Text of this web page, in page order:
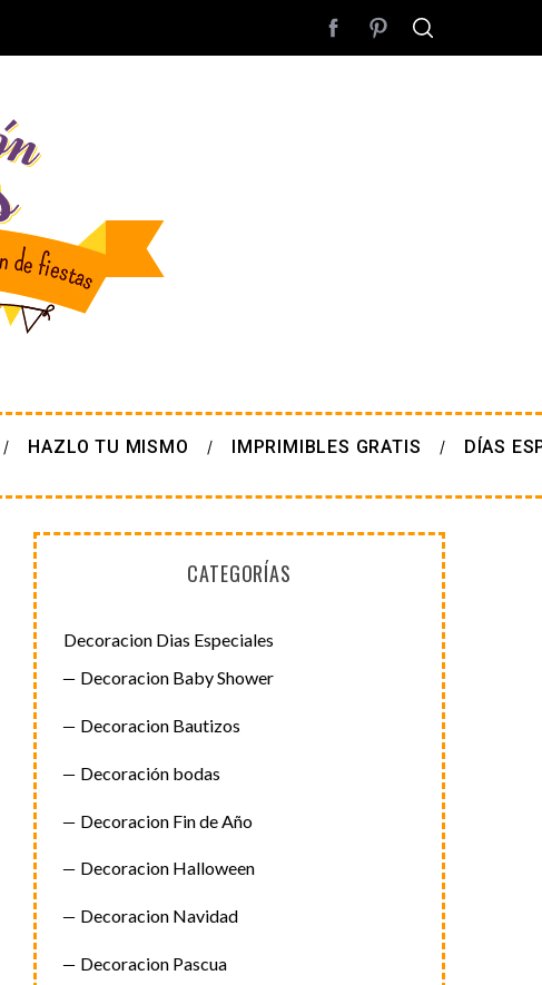
HAZLO TU MISMO IMPRIMIBLES GRATIS DÍAS
CATEGORÍAS
Decoracion Dias Especiales
Decoracion Baby Shower
Decoracion Bautizos
Decoración bodas
Decoracion Fin de Año
Decoracion Halloween
Decoracion Navidad
Decoracion Pascua